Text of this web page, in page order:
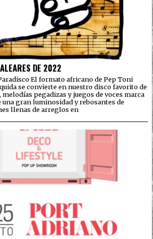
DE 2022
El formato africano de Pep Toni
se convierte en nuestro disco favorito de
pegadizas y juegos de voces marca
una gran luminosidad y rebosantes de
llenas de arreglos en